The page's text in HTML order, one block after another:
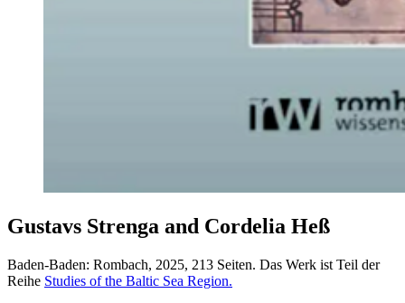
Gustavs Strenga and Cordelia Heß
Baden-Baden: Rombach, 2025, 213 Seiten. Das Werk ist Teil der
Reihe Studies of the Baltic Sea Region.